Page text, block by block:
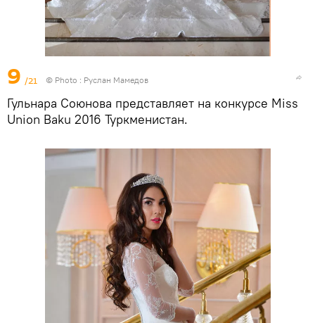
9 /21 © Photo : Руслан Мамедов
Гульнара Союнова представляет на конкурсе Miss
Union Baku 2016 Туркменистан.